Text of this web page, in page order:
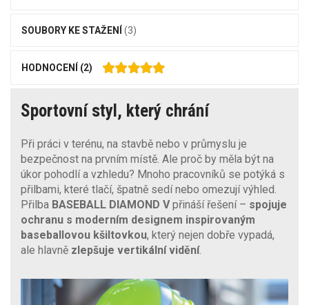
SOUBORY KE STAŽENÍ (3)
HODNOCENÍ (2)
Sportovní styl, který chrání
Při práci v terénu, na stavbě nebo v průmyslu je
bezpečnost na prvním místě. Ale proč by měla být na
úkor pohodlí a vzhledu? Mnoho pracovníků se potýká s
přilbami, které tlačí, špatně sedí nebo omezují výhled.
Přilba BASEBALL DIAMOND Vpřináší řešení – spojuje
ochranu s moderním designem inspirovaným
baseballovou kšiltovkou, který nejen dobře vypadá,
ale hlavně zlepšuje vertikální vidění.